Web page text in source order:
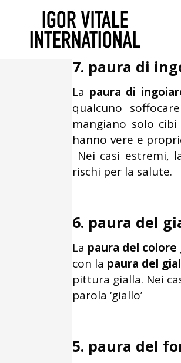
Agosto 22, 2014
Le 7 fobie più
7. paura di
La paura di
qualcuno
mangiano solo
hanno vere e
Nei casi estremi,
rischi per la salute.
6. paura del
La paura del colore
con la paura del
pittura gialla. Nei
parola ‘giallo’
5. paura del